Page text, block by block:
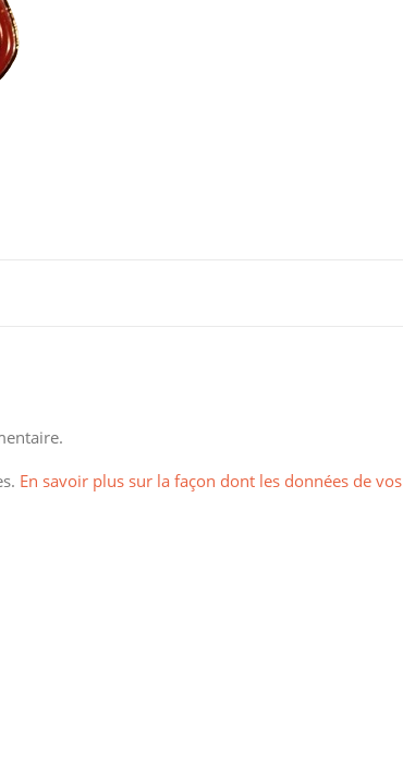
En savoir plus sur la façon dont les données de vos